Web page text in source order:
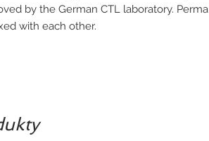
by the German CTL laboratory. Perma
with each other.